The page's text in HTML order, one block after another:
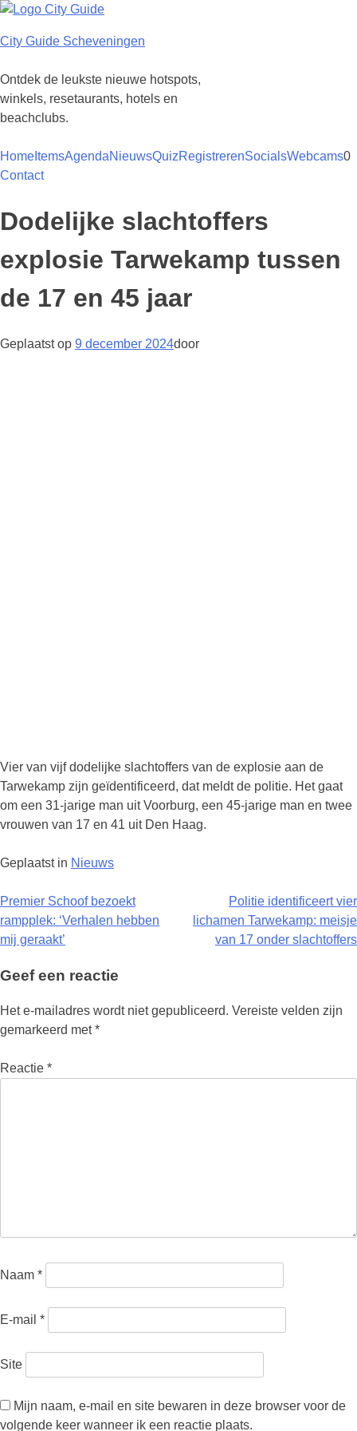
Ga
de
City Guide Scheveningen
Ontdek de leukste nieuwe hotspots,
winkels, resetaurants, hotels en
beachclubs.
Home ItemsAgendaNieuwsQuizRegistrerenSocialsWebcams
Contact
0
Dodelijke slachtoffers
explosie Tarwekamp tussen
de 17 en 45 jaar
Geplaatst op 9 december 2024door
Vier van vijf dodelijke slachtoffers van de explosie aan de
Tarwekamp zijn geïdentificeerd, dat meldt de politie. Het gaat
om een 31-jarige man uit Voorburg, een 45-jarige man en twee
vrouwen van 17 en 41 uit Den Haag.
Geplaatst in Nieuws
Berichtnavigatie
Premier Schoof bezoekt
rampplek: ‘Verhalen hebben
mij geraakt’
Politie identificeert vier
lichamen Tarwekamp: meisje
van 17 onder slachtoffers
Geef een reactie
Het e-mailadres wordt niet gepubliceerd. Vereiste velden zijn
gemarkeerd met*
Reactie *
Naam *
E-mail *
Site
Mijn naam, e-mail en site bewaren in deze browser voor de
volgende keer wanneer ik een reactie plaats.